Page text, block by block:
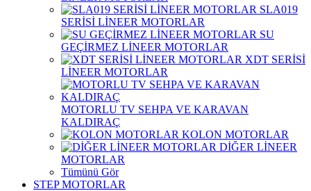
SLA019
SERİSİ LİNEER MOTORLAR
SU
GEÇİRMEZ LİNEER MOTORLAR
XDT SERİSİ
LİNEER MOTORLAR
MOTORLU TV SEHPA VE KARAVAN
KALDIRAÇ
KOLON MOTORLAR
DİĞER LİNEER
MOTORLAR
Tümünü Gör
STEP MOTORLAR